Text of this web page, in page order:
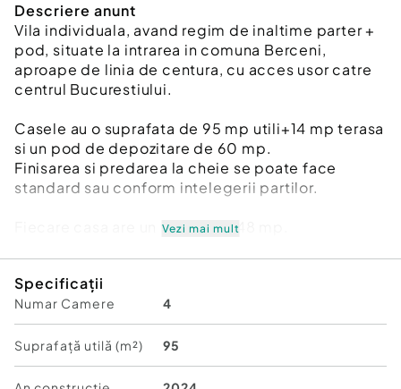
Descriere anunt
Vila individuala, avand regim de inaltime parter +
pod, situate la intrarea in comuna Berceni,
aproape de linia de centura, cu acces usor catre
centrul Bucurestiului.
Casele au o suprafata de 95 mp utili+14 mp terasa
si un pod de depozitare de 60 mp.
Finisarea si predarea la cheie se poate face
standard sau conform intelegerii partilor.
Fiecare casa are un teren de 448 mp.
tehnica, bucatarie si 2 grupuri sanitare,se vand
complet finisate la cheie, bransate la utilitati
(curent si gaze naturale), iar pentru alimentarea cu
apa, respectiv canalizare, fiecare dispune de un
put forat la 21 m adancime si de o fosa septica
ecologica cu drenaj.
Vezi mai mult
Specificații
Numar Camere 4
Suprafață utilă (m²) 95